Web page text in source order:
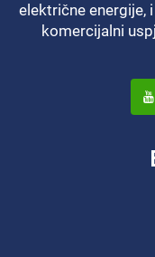
električne energije,
komercijalni